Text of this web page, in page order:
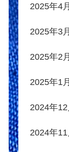
2025年4月
2025年3月
2025年2月
2025年1月
2024年12
2024年11